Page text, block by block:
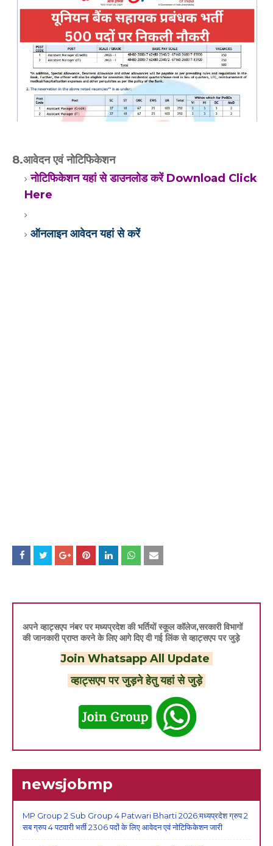
8.आवेदन एवं नोटिफिकेशन
नोटिफिकेशन यहां से डाउनलोड करें Download Click
Here
ऑनलाइन आवेदन यहां से करें
अपने व्हाट्सएप नंबर पर मध्यप्रदेश की भर्तियों स्कूल कॉलेज,सरकारी विभागों
की जानकारी प्राप्त करने के लिए आगे दिए दी गई लिंक से व्हाट्सएप पर जुड़े
Join Whatsapp All Update
व्हाट्सएप पर जुड़ने हेतु यहां से जुड़े
newsjobmp
MP Group 2 Sub Group 4 Patwari Bharti 2026:मध्यप्रदेश ग्रुप 2
सब ग्रुप 4 पटवारी भर्ती 2306 पदों के लिए आवेदन एवं नोटिफिकेशन जारी